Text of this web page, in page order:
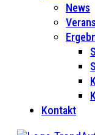
News
Kontakt